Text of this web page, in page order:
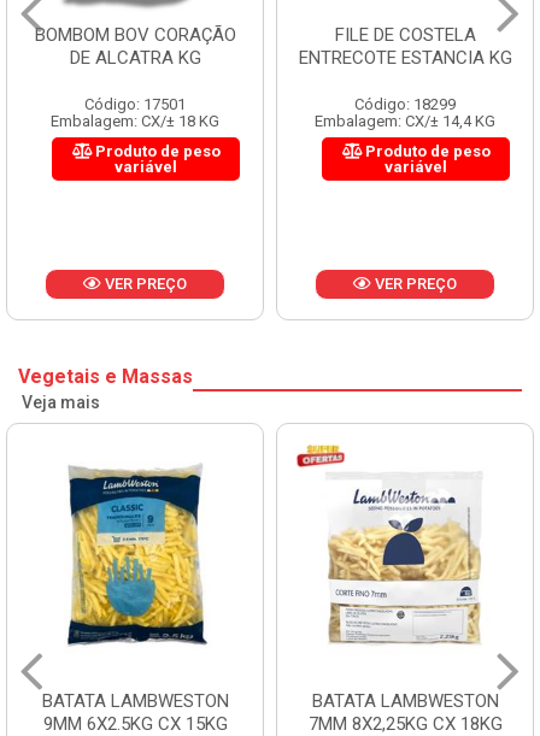
BOMBOM BOV CORAÇÃO
DE ALCATRA KG
Código: 17501
Embalagem: CX/± 18 KG
Produto de peso
variável
VER PREÇO
FILE DE COSTELA
ENTRECOTE ESTANCIA KG
Código: 18299
Embalagem: CX/± 14,4 KG
Produto de peso
variável
VER PREÇO
Vegetais e Massas
Veja mais
BATATA LAMBWESTON
9MM 6X2.5KG CX 15KG
BATATA LAMBWESTON
7MM 8X2,25KG CX 18KG